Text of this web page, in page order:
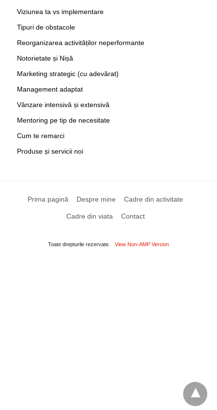
Viziunea ta vs implementare
Tipuri de obstacole
Reorganizarea activităților neperformante
Notorietate și Nișă
Marketing strategic (cu adevărat)
Management adaptat
Vânzare intensivă și extensivă
Mentoring pe tip de necesitate
Cum te remarci
Produse și servicii noi
Prima pagină Despre mine Cadre din activitate
Cadre din viata Contact
Toate drepturile rezervate. View Non-AMP Version